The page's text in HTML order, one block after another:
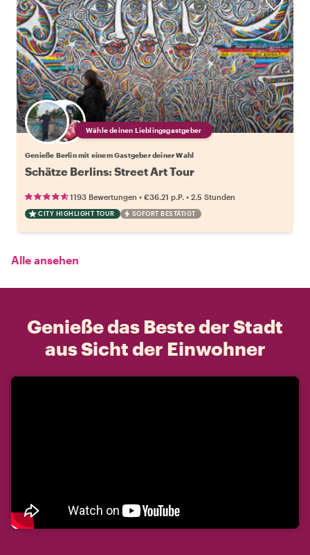
Wähle deinen Lieblingsgastgeber
Genieße Berlin mit einem Gastgeber deiner Wahl
Schätze Berlins: Street Art Tour
1193 Bewertungen • €36.21 p.P. • 2.5 Stunden
CITY HIGHLIGHT TOUR SOFORT BESTÄTIGT
Alle ansehen
Genieße das Beste der Stadt
aus Sicht der Einwohner